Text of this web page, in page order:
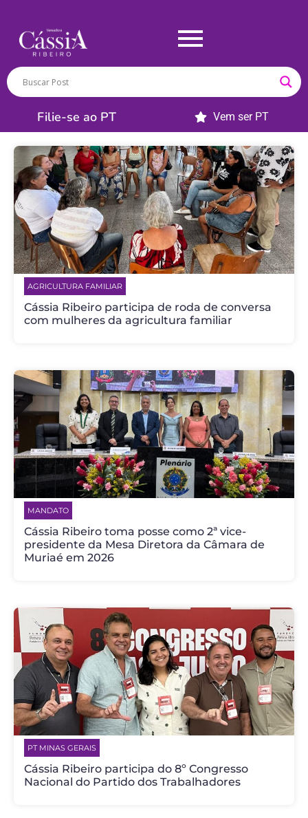
Filie-se ao PT Vem ser PT
AGRICULTURA FAMILIAR
Cássia Ribeiro participa de roda de conversa
com mulheres da agricultura familiar
MANDATO
Cássia Ribeiro toma posse como 2ª vice-
presidente da Mesa Diretora da Câmara de
Muriaé em 2026
PT MINAS GERAIS
Cássia Ribeiro participa do 8º Congresso
Nacional do Partido dos Trabalhadores